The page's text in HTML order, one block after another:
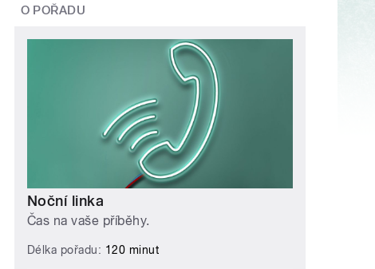
O POŘADU
Noční linka
Čas na vaše příběhy.
Délka pořadu: 120 minut